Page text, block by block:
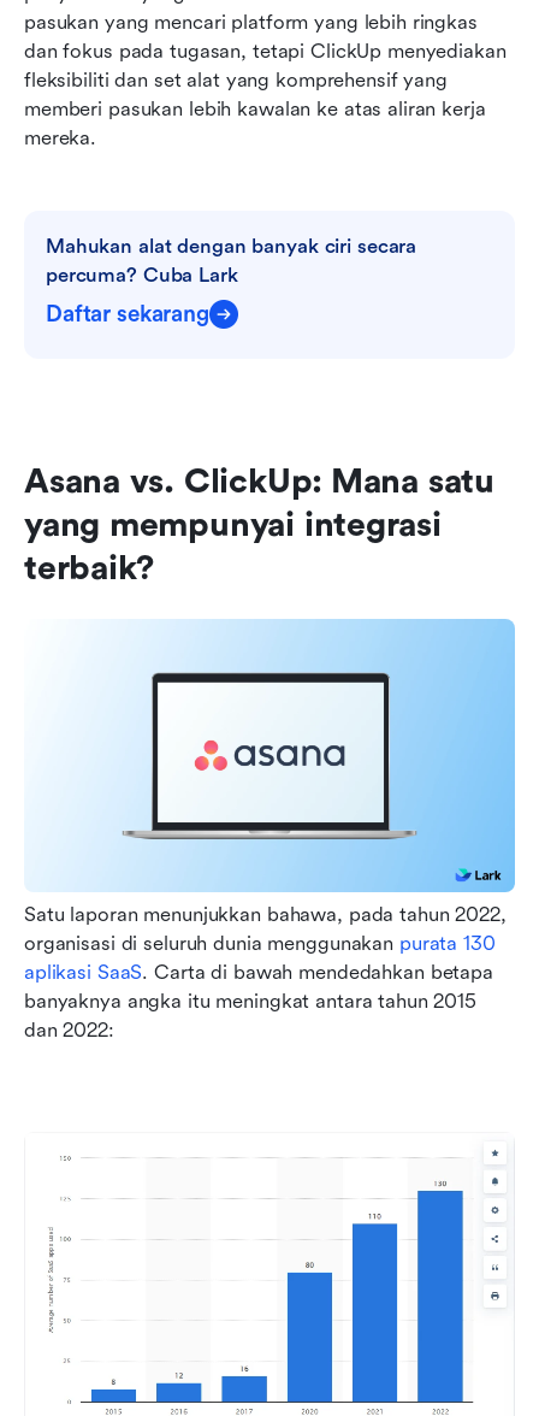
pasukan yang mencari platform yang lebih ringkas
dan fokus pada tugasan, tetapi ClickUp menyediakan
fleksibiliti dan set alat yang komprehensif yang
memberi pasukan lebih kawalan ke atas aliran kerja
mereka.
Mahukan alat dengan banyak ciri secara
percuma? Cuba Lark
Daftar sekarang
Asana vs. ClickUp: Mana satu
yang mempunyai integrasi
terbaik?
Satu laporan menunjukkan bahawa, pada tahun 2022,
organisasi di seluruh dunia menggunakan purata 130
aplikasi SaaS. Carta di bawah mendedahkan betapa
banyaknya angka itu meningkat antara tahun 2015
dan 2022: